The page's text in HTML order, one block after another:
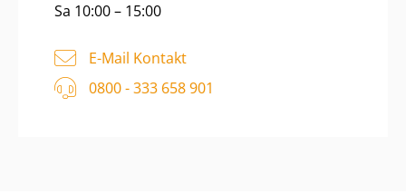
Sa 10:00 – 15:00
E-Mail Kontakt
0800 - 333 658 901